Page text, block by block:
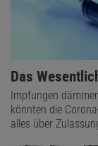
Das
Impfungen
könnten die
alles über